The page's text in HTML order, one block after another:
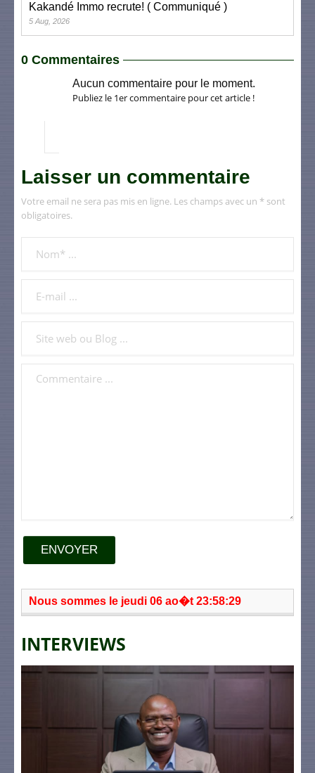
Kakandé Immo recrute! ( Communiqué )
5 Aug, 2026
0 Commentaires
Aucun commentaire pour le moment.
Publiez le 1er commentaire pour cet article !
Laisser un commentaire
Votre email ne sera pas mis en ligne. Les champs avec un * sont
obligatoires.
ENVOYER
Nous sommes le jeudi 06 ao�t 23:58:29
INTERVIEWS